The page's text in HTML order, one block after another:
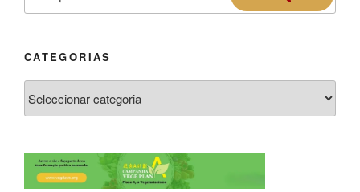
CATEGORIAS